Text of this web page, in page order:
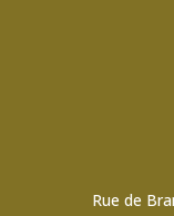
Rue de